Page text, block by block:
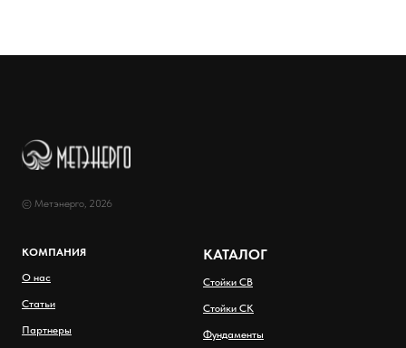
© Метэнерго, 2026
КОМПАНИЯ
О нас
Статьи
Партнеры
КАТАЛОГ
Стойки СВ
Стойки СК
Фундаменты